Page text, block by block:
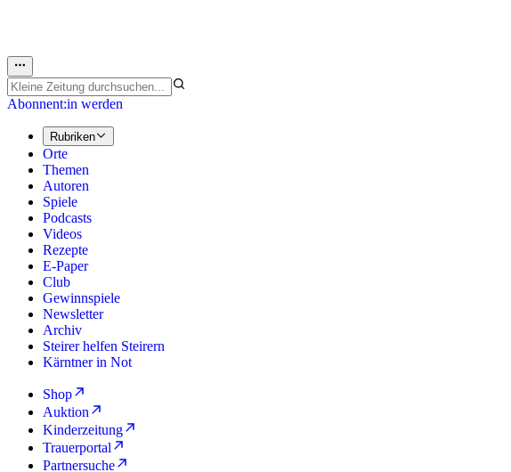
Abonnent:in werden
Rubriken
Orte
Themen
Autoren
Spiele
Podcasts
Videos
Rezepte
E-Paper
Club
Gewinnspiele
Newsletter
Archiv
Steirer helfen Steirern
Kärntner in Not
Shop
Auktion
Kinderzeitung
Trauerportal
Partnersuche